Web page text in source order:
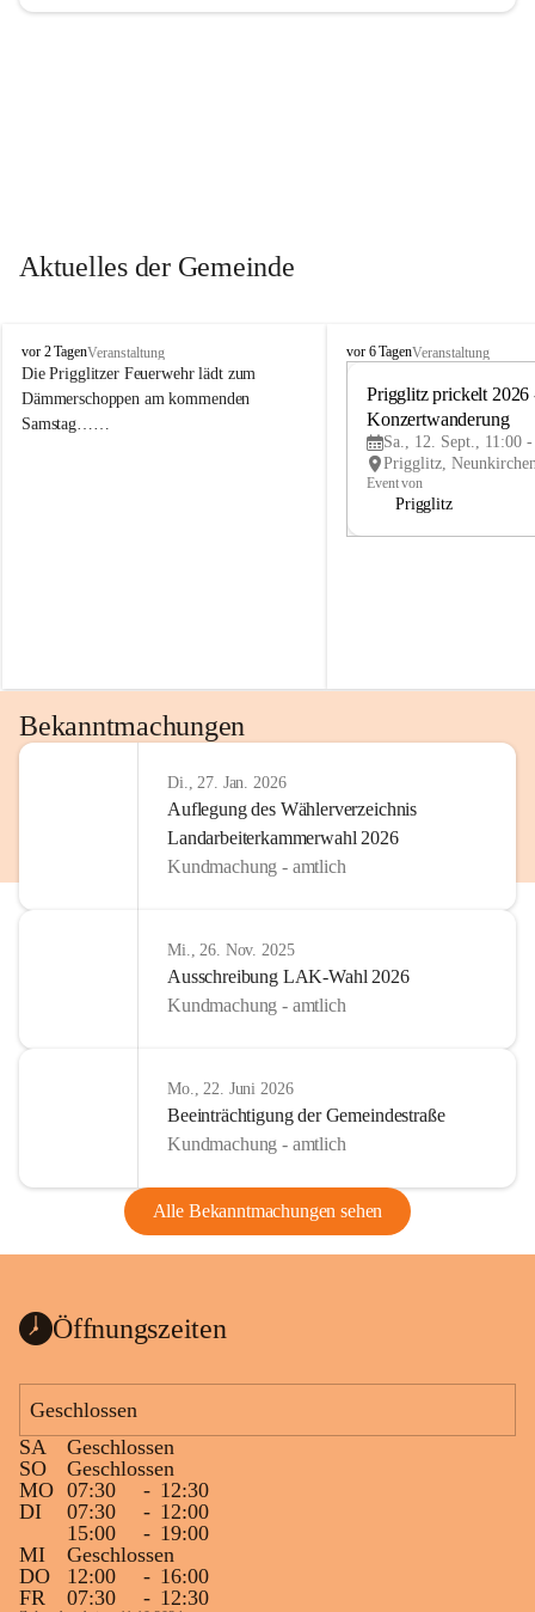
Aktuelles der Gemeinde
P
r
i
g
vor 2 TagenVeranstaltung
Die Prigglitzer Feuerwehr lädt zum
Dämmerschoppen am kommenden
Samstag……
P
vor 6 TagenVeranstaltung
Prigglitz prickelt 2026
Konzertwanderung
Sa., 12. Sept., 11:00
Event von
Prigglitz
Bekanntmachungen
Di., 27. Jan. 2026
Auflegung des Wählerverzeichnis
Landarbeiterkammerwahl 2026
Kundmachung - amtlich
Mi., 26. Nov. 2025
Ausschreibung LAK-Wahl 2026
Kundmachung - amtlich
Mo., 22. Juni 2026
Beeinträchtigung der Gemeindestraße
Kundmachung - amtlich
Alle Bekanntmachungen sehen
Öffnungszeiten
Geschlossen
SA
Geschlossen
SO
Geschlossen
MO 07:30 - 12:30
DI
07:30 - 12:00
15:00
- 19:00
MI
Geschlossen
DO
12:00 - 16:00
FR
07:30 - 12:30